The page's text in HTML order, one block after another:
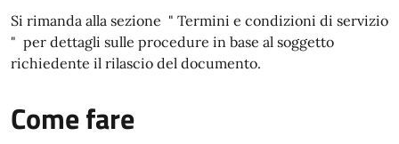
Si rimanda alla sezione " Termini e condizioni di servizio
" per dettagli sulle procedure in base al soggetto
richiedente il rilascio del documento.
Come fare